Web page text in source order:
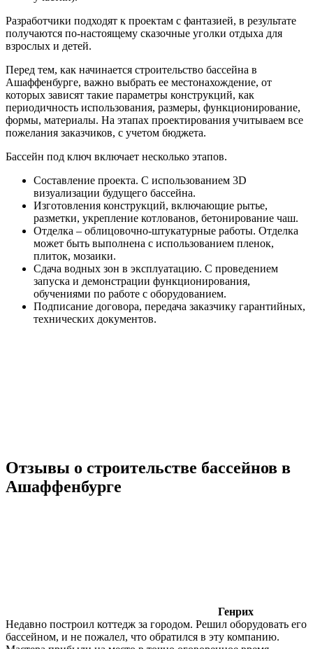
Разработчики подходят к проектам с фантазией, в результате
получаются по-настоящему сказочные уголки отдыха для
взрослых и детей.
Перед тем, как начинается строительство бассейна в
Ашаффенбурге, важно выбрать ее местонахождение, от
которых зависят такие параметры конструкций, как
периодичность использования, размеры, функционирование,
формы, материалы. На этапах проектирования учитываем все
пожелания заказчиков, с учетом бюджета.
Бассейн под ключ включает несколько этапов.
Составление проекта. С использованием 3D
визуализации будущего бассейна.
Изготовления конструкций, включающие рытье,
разметки, укрепление котлованов, бетонирование чаш.
Отделка – облицовочно-штукатурные работы. Отделка
может быть выполнена с использованием пленок,
плиток, мозаики.
Сдача водных зон в эксплуатацию. С проведением
запуска и демонстрации функционирования,
обучениями по работе с оборудованием.
Подписание договора, передача заказчику гарантийных,
технических документов.
Отзывы о строительстве бассейнов в
Ашаффенбурге
Генрих
Недавно построил коттедж за городом. Решил оборудовать его
бассейном, и не пожалел, что обратился в эту компанию.